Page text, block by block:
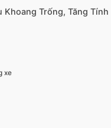
Trống, Tăng Tính
xe